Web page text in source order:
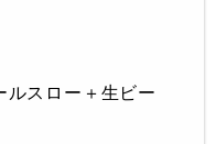
ルスロー＋生ビー